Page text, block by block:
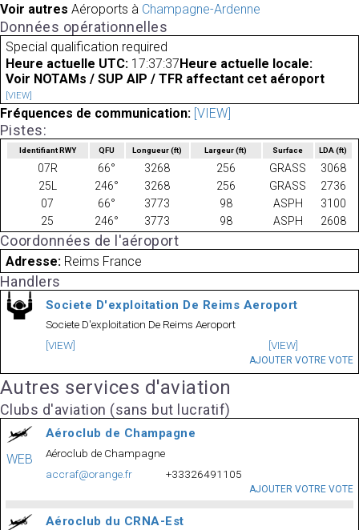
Voir autres Aéroports à Champagne-Ardenne
Données opérationnelles
Special qualification required
Heure actuelle UTC: 17:37:37 Heure actuelle locale:
Voir NOTAMs / SUP AIP / TFR affectant cet aéroport
[VIEW]
Fréquences de communication: [VIEW]
Pistes:
Identifiant RWY QFU Longueur(ft) Largeur(ft) Surface LDA(ft)
07R 66° 3268 256 GRASS
3068
25L
246° 3268 256 GRASS
2736
07
66° 3773 98 ASPH
3100
25
246° 3773 98 ASPH 2608
Coordonnées de l'aéroport
Adresse: Reims France
Handlers
Societe D'exploitation De Reims Aeroport
Societe D'exploitation De Reims Aeroport
[VIEW]
[VIEW]
AJOUTER VOTRE VOTE
Autres services d'aviation
Clubs d'aviation (sans but lucratif)
WEB
Aéroclub de Champagne
Aéroclub de Champagne
accraf@orange.fr
+33326491105
AJOUTER VOTRE VOTE
Aéroclub du CRNA-Est